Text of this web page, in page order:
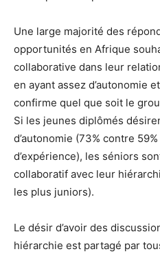
Une large majorité des
opportunités en Afrique
collaborative dans leur
en ayant assez d’autonomie
confirme quel que soit le
Si les jeunes diplômés
d’autonomie (73% contre
d’expérience), les séniors
collaboratif avec leur
les plus juniors).
Le désir d’avoir des
hiérarchie est partagé par